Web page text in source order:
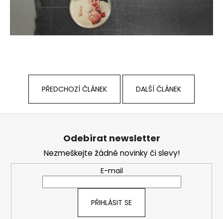
PŘEDCHOZÍ ČLÁNEK DALŠÍ ČLÁNEK
Odebírat newsletter
Nezmeškejte žádné novinky či slevy!
E-mail
PŘIHLÁSIT SE